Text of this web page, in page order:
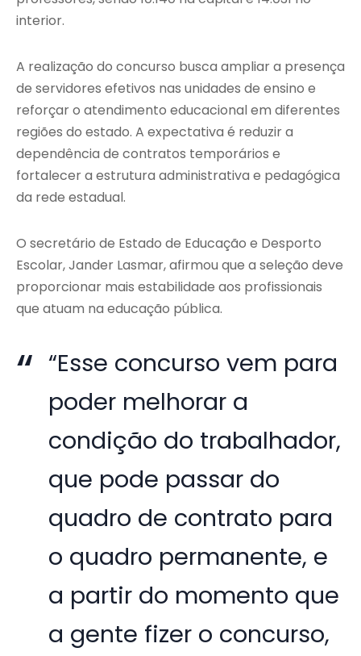
interior.
A realização do concurso busca ampliar a presença
de servidores efetivos nas unidades de ensino e
reforçar o atendimento educacional em diferentes
regiões do estado. A expectativa é reduzir a
dependência de contratos temporários e
fortalecer a estrutura administrativa e pedagógica
da rede estadual.
O secretário de Estado de Educação e Desporto
Escolar, Jander Lasmar, afirmou que a seleção deve
proporcionar mais estabilidade aos profissionais
que atuam na educação pública.
“Esse concurso vem para
poder melhorar a
condição do trabalhador,
que pode passar do
quadro de contrato para
o quadro permanente, e
a partir do momento que
a gente fizer o concurso,